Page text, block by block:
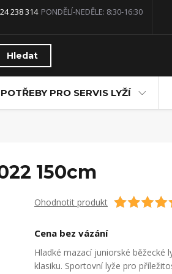
Hledat
238 314 PONDĚLÍ-NEDĚLE: 8:30-16:30
POTŘEBY PRO SERVIS LYŽÍ
150cm
Ohodnotit produkt
Cena bez vázání
Hladké mazací juniorské běžecké
klasiku. Sportovní lyže pro